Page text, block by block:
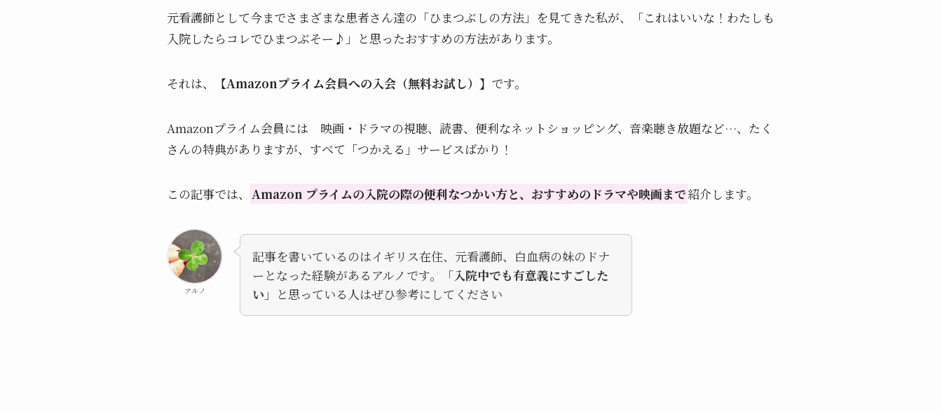
元看護師として今までさまざまな患者さん達の「ひまつぶしの方法」を見てきた私が、「これはいいな！わたしも
入院したらコレでひまつぶそー♪」と思ったおすすめの方法があります。
それは、 【Amazonプライム会員への入会（無料お試し）】 です。
Amazonプライム会員には 映画・ドラマの視聴、読書、便利なネットショッピング、音楽聴き放題など…、たく
さんの特典がありますが、すべて「つかえる」サービスばかり！
この記事では、 Amazon プライムの入院の際の便利なつかい方と、おすすめのドラマや映画まで紹介します。
アルノ
記事を書いているのはイギリス在住、元看護師、白血病の妹のドナ
ーとなった経験があるアルノです。「入院中でも有意義にすごした
い 」と思っている人はぜひ参考にしてください